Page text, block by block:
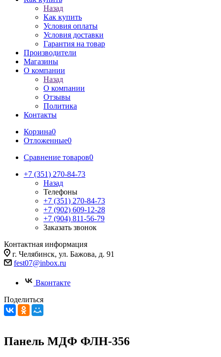
Назад
Как купить
Условия оплаты
Условия доставки
Гарантия на товар
Производители
Магазины
О компании
Назад
О компании
Отзывы
Политика
Контакты
Корзина0
Отложенные0
Сравнение товаров0
+7 (351) 270-84-73
Назад
Телефоны
+7 (351) 270-84-73
+7 (902) 609-12-28
+7 (904) 811-56-79
Заказать звонок
Контактная информация
г. Челябинск, ул. Бажова, д. 91
fest07@inbox.ru
Вконтакте
Поделиться
Панель МДФ ФЛН-356